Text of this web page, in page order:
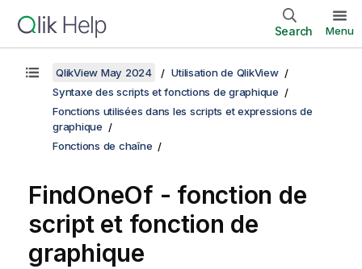
Search Menu
QlikView May 2024
Utilisation de QlikView
Syntaxe des scripts et fonctions de graphique
Fonctions utilisées dans les scripts et expressions de
graphique
Fonctions de chaîne
FindOneOf - fonction de
script et fonction de
graphique